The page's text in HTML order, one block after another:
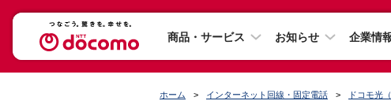
商品・サービス お知らせ 企業情
ホーム インターネット回線・固定電話 ドコモ光